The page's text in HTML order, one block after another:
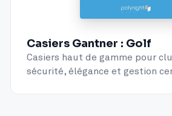
Casiers Gantner : Golf
Casiers haut de gamme pour
sécurité, élégance et gestion